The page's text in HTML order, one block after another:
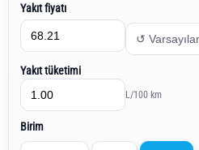
Yakıt fiyatı
↺
Yakıt tüketimi
L/100 km
Birim